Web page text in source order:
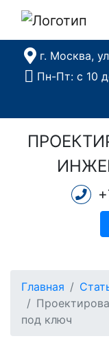
г. Москва,
Пн-Пт: с 10
Главная
под ключ